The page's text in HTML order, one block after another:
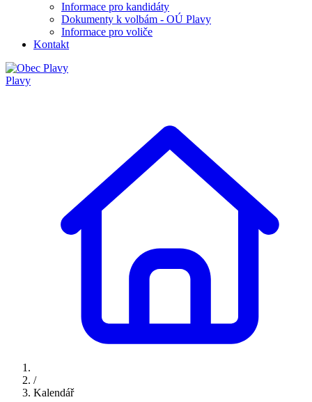
Informace pro kandidáty
Dokumenty k volbám - OÚ Plavy
Informace pro voliče
Kontakt
Plavy
/
Kalendář